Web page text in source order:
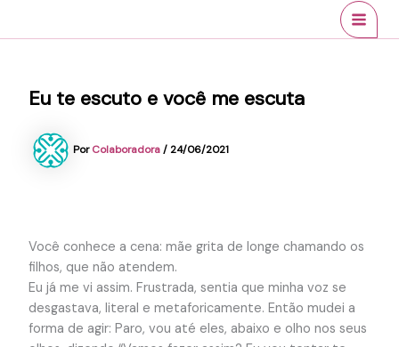
Eu te escuto e você me escuta
PorColaboradora/24/06/2021
Você conhece a cena: mãe grita de longe chamando os
filhos, que não atendem.
Eu já me vi assim. Frustrada, sentia que minha voz se
desgastava, literal e metaforicamente. Então mudei a
forma de agir: Paro, vou até eles, abaixo e olho nos seus